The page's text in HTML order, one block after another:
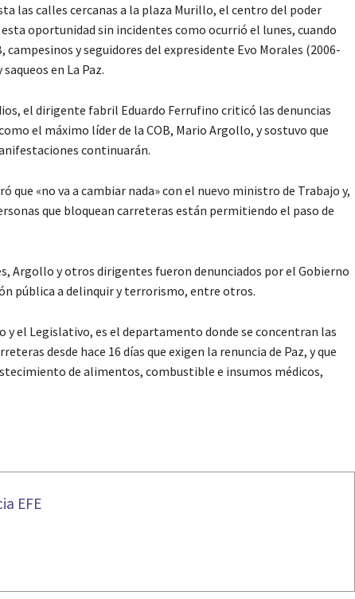
las calles cercanas a la plaza Murillo, el centro del poder
oportunidad sin incidentes como ocurrió el lunes, cuando
campesinos y seguidores del expresidente Evo Morales (2006-
en La Paz.
el dirigente fabril Eduardo Ferrufino criticó las denuncias
el máximo líder de la COB, Mario Argollo, y sostuvo que
continuarán.
que «no va a cambiar nada» con el nuevo ministro de Trabajo y,
que bloquean carreteras están permitiendo el paso de
Argollo y otros dirigentes fueron denunciados por el Gobierno
pública a delinquir y terrorismo, entre otros.
y el Legislativo, es el departamento donde se concentran las
desde hace 16 días que exigen la renuncia de Paz, y que
de alimentos, combustible e insumos médicos,
EFE